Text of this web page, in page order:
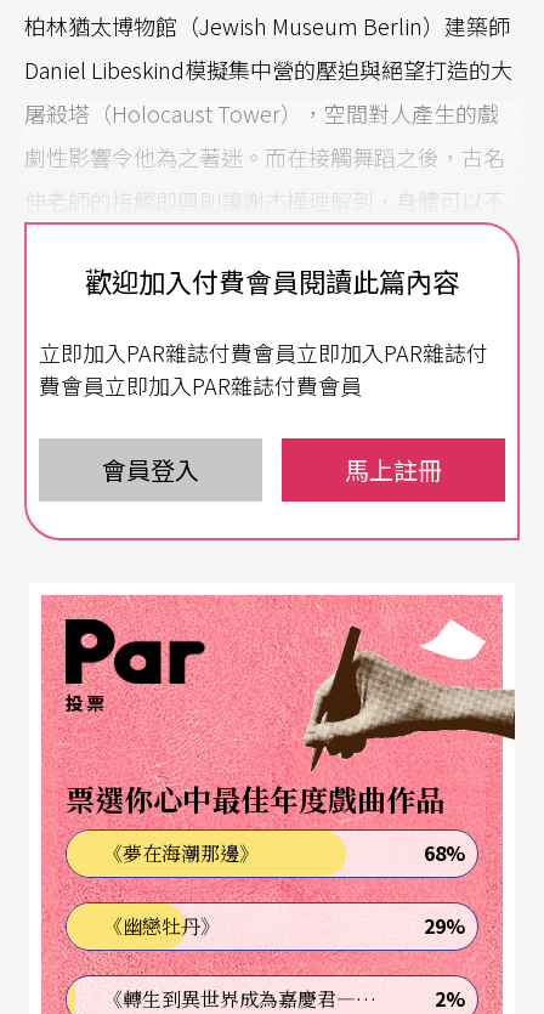
柏林猶太博物館（Jewish Museum Berlin）建築師
Daniel Libeskind模擬集中營的壓迫與絕望打造的大
屠殺塔（Holocaust Tower），空間對人產生的戲
劇性影響令他為之著迷。而在接觸舞蹈之後，古名
伸老師的接觸即興則讓謝杰樺理解到，身體可以不
方式。
「有時候身體反應比大腦的邏輯整理還要精準，」
謝杰樺解釋，「像是擁抱這個動作，每一個擁抱都
乘載了當事人的生命經驗，不能用溫度或角度去計
算，也不能被邏輯與科學化整理。」對他來說，這
是人類身體最難能可貴，且無法被取代的一點。
早在大學時期，謝杰樺就曾協助建築系學長李佳勳
建置展示性互動科技，像是模仿電影《關鍵報告》
中揮揮手就讓螢幕翻頁移動的能力，在那個連智慧
型手機都還不普及的時代，創造了真實的「科技手
套」，動動手指就能放大、縮小與旋轉展示建築模
型。後來的李佳勳前往美國麻省理工媒體實驗室
（MIT Media Lab），並在2006年回台催生了「夜市
2006—台灣科技藝術創作工作坊」，將互動設計、
擴增實境與通訊科技等前衛的數位觀點與技術帶回
台灣，深刻影響了謝杰樺對科技的關注與想像。後
歡迎加入付費會員閱讀此篇內容
立即加入PAR雜誌付費會員立即加入PAR雜誌付
費會員立即加入PAR雜誌付費會員
會員登入 馬上註冊
投票
票選你心中最佳年度戲曲作品
《夢在海潮那邊》 68%
《幽戀牡丹》 29%
《轉生到異世界成為嘉慶君—發現我的祖先是詐騙集團!?》 2%